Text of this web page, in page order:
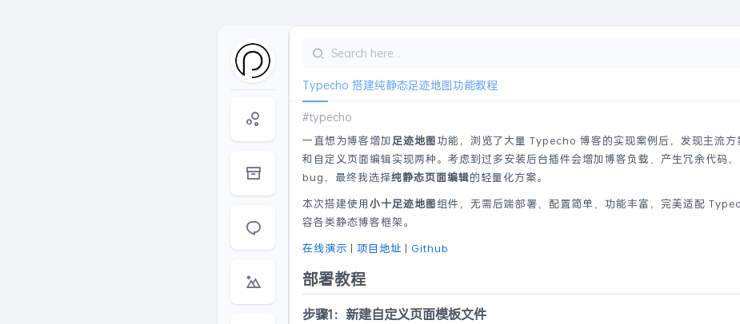
Typecho 搭建纯静态足迹地图功能教程
typecho
一直想为博客增加 足迹地图功能，浏览了大量 Typecho 博客的实现案例后，发现主流方
和自定义页面编辑实现两种。考虑到过多安装后台插件会增加博客负载、产生冗余代码
bug，最终我选择纯静态页面编辑的轻量化方案。
本次搭建使用小十足迹地图组件，无需后端部署、配置简单、功能丰富，完美适配
容各类静态博客框架。
在线演示 | 项目地址 | Github
部署教程
步骤1：新建自定义页面模板文件